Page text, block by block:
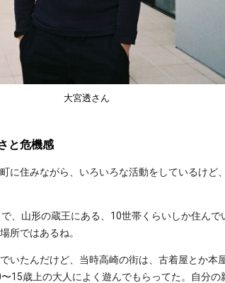
大宮透さん
と危機感
に住みながら、いろいろな活動をしているけど
、山形の蔵王にある、10世帯くらいしか住ん
所ではあるね。
いたんだけど、当時高崎の街は、古着屋とか本
15歳上の大人によく遊んでもらってた。自分